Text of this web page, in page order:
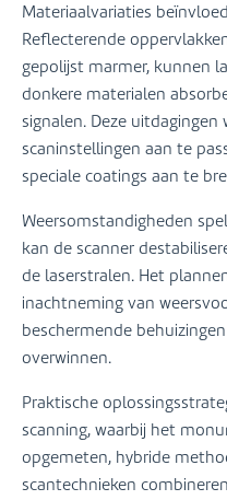
Materiaalvariaties
Reflecterende
gepolijst marmer, kunnen
donkere materialen
signalen. Deze
scaninstellingen aan te
speciale coatings aan te
Weersomstandigheden
kan de scanner
de laserstralen. Het
inachtneming van
beschermende
overwinnen.
Praktische
scanning, waarbij het
opgemeten, hybride
scantechnieken